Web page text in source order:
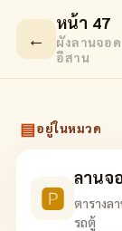
←
หน้า 47
ผังลานจอ
อีสาน
▤อยู่ในหมวด
🅿
ลานจ
ตารางล
รถตู้